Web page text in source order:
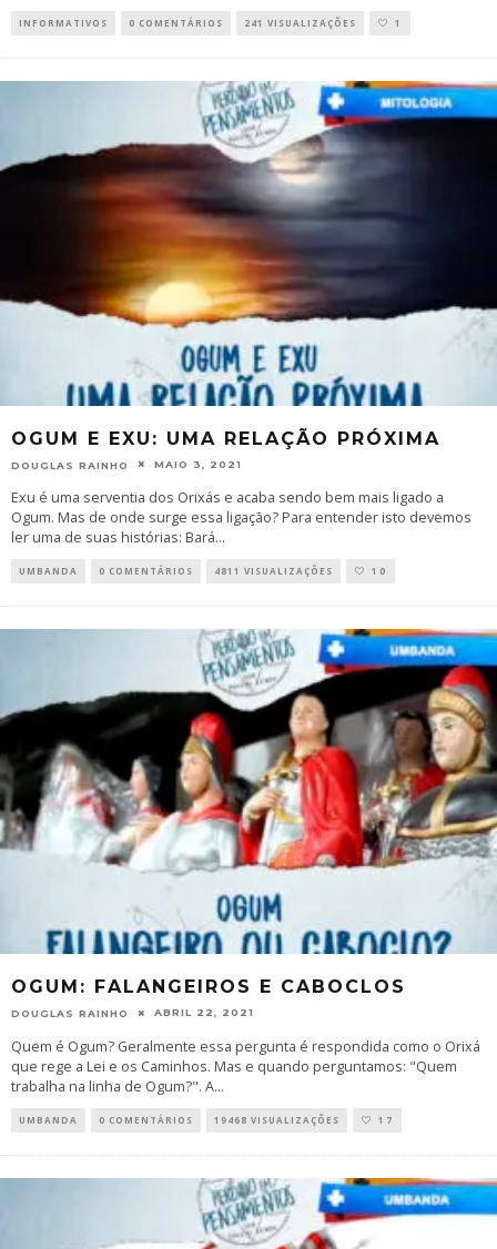
INFORMATIVOS 0 COMENTÁRIOS 241 VISUALIZAÇÕES 1
OGUM E EXU: UMA RELAÇÃO PRÓXIMA
DOUGLAS RAINHO MAIO 3, 2021
Exu é uma serventia dos Orixás e acaba sendo bem mais ligado a
Ogum. Mas de onde surge essa ligação? Para entender isto devemos
ler uma de suas histórias: Bará...
UMBANDA 0 COMENTÁRIOS 4811 VISUALIZAÇÕES 10
OGUM: FALANGEIROS E CABOCLOS
DOUGLAS RAINHO ABRIL 22, 2021
Quem é Ogum? Geralmente essa pergunta é respondida como o Orixá
que rege a Lei e os Caminhos. Mas e quando perguntamos: "Quem
trabalha na linha de Ogum?". A...
UMBANDA 0 COMENTÁRIOS 19468 VISUALIZAÇÕES 17